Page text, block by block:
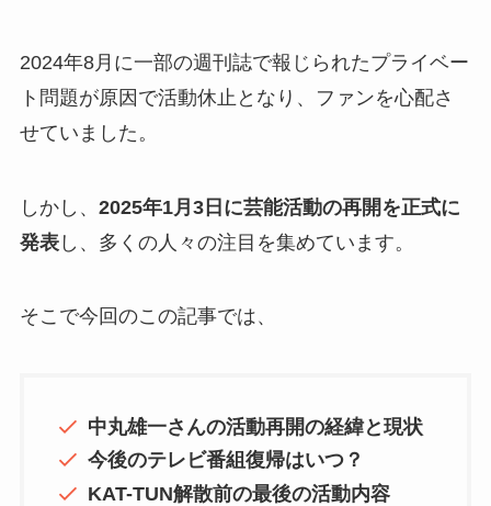
2024年8月に一部の週刊誌で報じられたプライベー
ト問題が原因で活動休止となり、ファンを心配さ
せていました。
しかし、 2025年1月3日に芸能活動の再開を正式に
発表し、多くの人々の注目を集めています。
そこで今回のこの記事では、
中丸雄一さんの活動再開の経緯と現状
今後のテレビ番組復帰はいつ？
KAT-TUN解散前の最後の活動内容